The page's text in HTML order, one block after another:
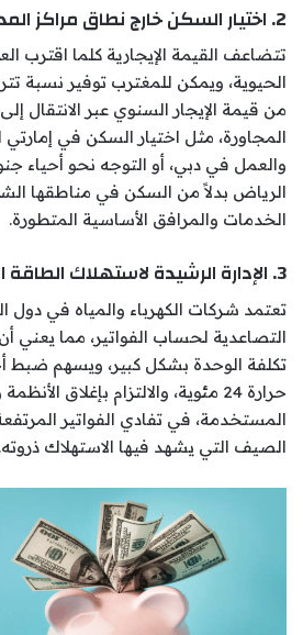
2. اختيار السكن خارج نطاق مراكز المدن
تتضاعف القيمة الإيجارية كلما اقترب
من قيمة الإيجار السنوي عبر الانتقال
المجاورة، مثل اختيار السكن في
والعمل في دبي، أو التوجه نحو أحياء
الرياض بدلاً من السكن في مناطقها
الخدمات والمرافق الأساسية المتطورة.
3. الإدارة الرشيدة لاستهلاك الطاقة الكهربائية والمياه
تعتمد شركات الكهرباء والمياه في دول
التصاعدية لحساب الفواتير، مما يعني
تكلفة الوحدة بشكل كبير، ويسهم ضبط
حرارة 24 مئوية، والالتزام بإغلاق
المستخدمة، في تفادي الفواتير
الصيف التي يشهد فيها الاستهلاك ذروته.